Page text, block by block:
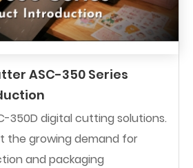
ASC-350 Series
350D digital cutting solutions.
the growing demand for
and packaging